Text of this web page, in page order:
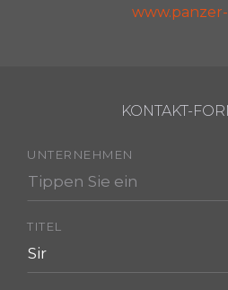
KONTAKT-
UNTERNEHMEN
TITEL
Sir